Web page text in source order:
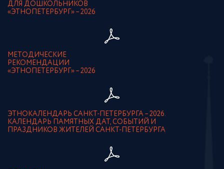
ДЛЯ ДОШКОЛЬНИКОВ
«ЭТНОПЕТЕРБУРГ» – 2026
МЕТОДИЧЕСКИЕ
РЕКОМЕНДАЦИИ
«ЭТНОПЕТЕРБУРГ» – 2026
ЭТНОКАЛЕНДАРЬ САНКТ-ПЕТЕРБУРГА – 2026.
КАЛЕНДАРЬ ПАМЯТНЫХ ДАТ, СОБЫТИЙ И
ПРАЗДНИКОВ ЖИТЕЛЕЙ САНКТ-ПЕТЕРБУРГА